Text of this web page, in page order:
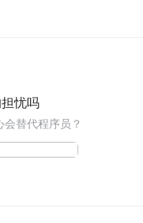
忧吗
替代程序员？